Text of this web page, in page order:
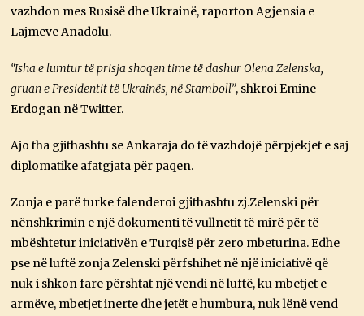
vazhdon mes Rusisë dhe Ukrainë, raporton Agjensia e
Lajmeve Anadolu.
“Isha e lumtur të prisja shoqen time të dashur Olena Zelenska,
gruan e Presidentit të Ukrainës, në Stamboll”, shkroi Emine
Erdogan në Twitter.
Ajo tha gjithashtu se Ankaraja do të vazhdojë përpjekjet e saj
diplomatike afatgjata për paqen.
Zonja e parë turke falenderoi gjithashtu zj.Zelenski për
nënshkrimin e një dokumenti të vullnetit të mirë për të
mbështetur iniciativën e Turqisë për zero mbeturina. Edhe
pse në luftë zonja Zelenski përfshihet në një iniciativë që
nuk i shkon fare përshtat një vendi në luftë, ku mbetjet e
armëve, mbetjet inerte dhe jetët e humbura, nuk lënë vend